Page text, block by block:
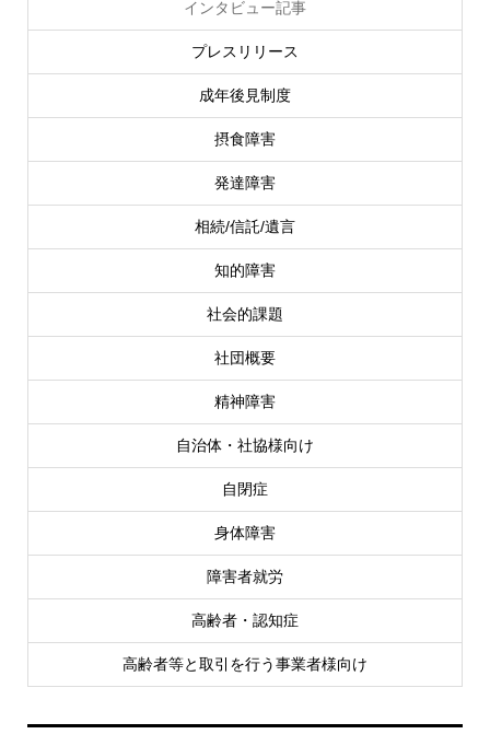
インタビュー記事
プレスリリース
成年後見制度
摂食障害
発達障害
相続/信託/遺言
知的障害
社会的課題
社団概要
精神障害
自治体・社協様向け
自閉症
身体障害
障害者就労
高齢者・認知症
高齢者等と取引を行う事業者様向け